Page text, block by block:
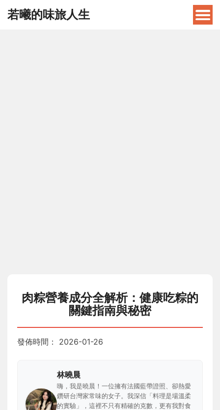
若曦的味旅人生
肉粽營養成分全解析：健康吃粽的
關鍵指南與秘密
發佈時間： 2026-01-26
林曉晨
嗨，我是曉晨！一位擁有法國藍帶證照、卻熱愛
鑽研台灣家常味的女子。我深信「料理是場溫柔
的實驗」，這裡不只有精確的克數，更有我對食